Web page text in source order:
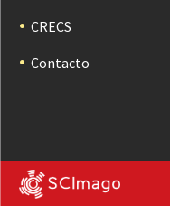
CRECS
Contacto